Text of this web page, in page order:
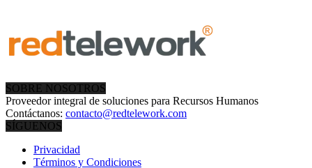
SOBRE NOSOTROS
Proveedor integral de soluciones para Recursos Humanos
Contáctanos: contacto@redtelework.com
SÍGUENOS
Privacidad
Términos y Condiciones